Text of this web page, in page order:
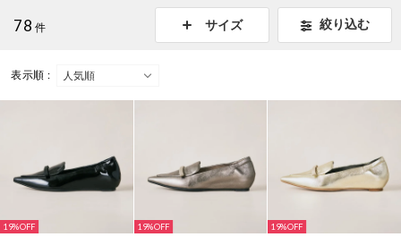
78 件 サイズ 絞り込む
表示順 :
19% 19% 19%